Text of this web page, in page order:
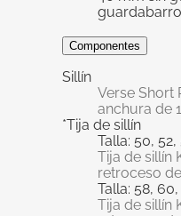
Componentes
Sillín
Verse Short
anchura de
*Tija de sillín
Talla: 50, 52,
Tija de sillín
retroceso
Talla: 58,
Tija de sillín